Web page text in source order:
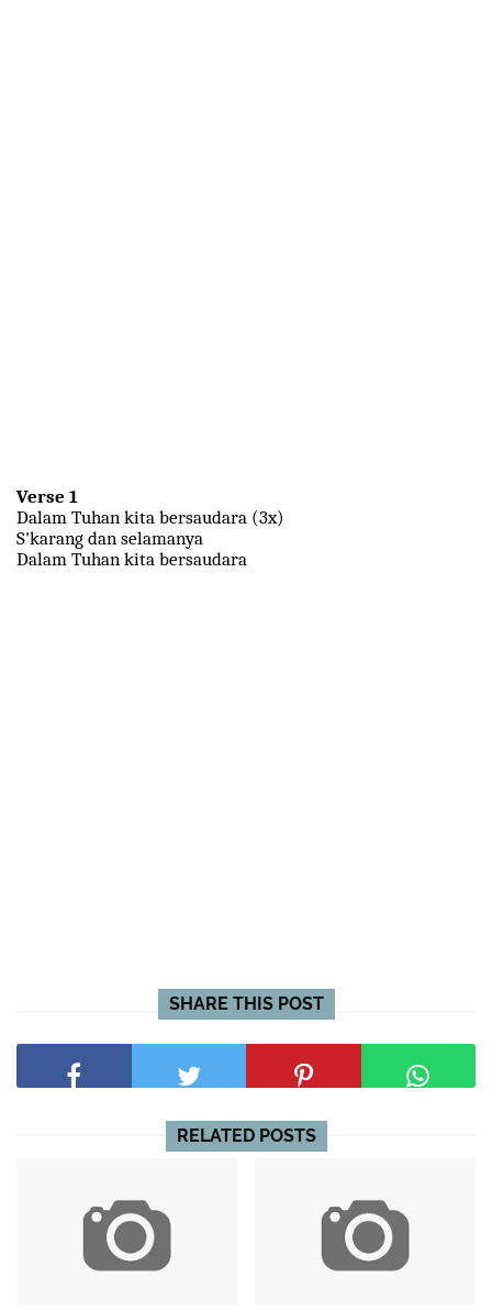
Verse 1
Dalam Tuhan kita bersaudara (3x)
S'karang dan selamanya
Dalam Tuhan kita bersaudara
SHARE THIS POST
RELATED POSTS